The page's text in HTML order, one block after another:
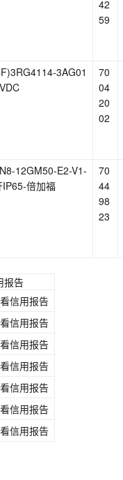
42
59
3AG01
70
04
20
02
12GM50-E2-V1-
倍加福
70
44
98
23
报告
信用报告
信用报告
信用报告
信用报告
信用报告
信用报告
信用报告